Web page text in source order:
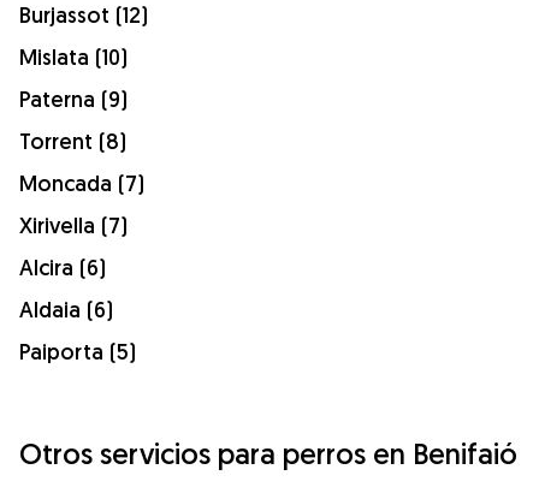
Burjassot (12)
Mislata (10)
Paterna (9)
Torrent (8)
Moncada (7)
Xirivella (7)
Alcira (6)
Aldaia (6)
Paiporta (5)
Otros servicios para perros en Benifaió